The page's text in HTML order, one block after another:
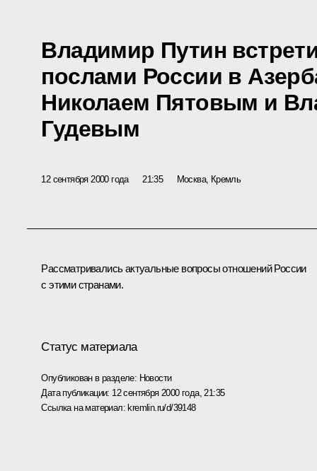
Владимир Путин
послами России в
Николаем Пятовым и
Гудевым
12 сентября 2000 года 21:35 Москва, Кремль
Рассматривались актуальные вопросы отношений России
с этими странами.
Статус материала
Опубликован в разделе: Новости
Дата публикации: 12 сентября 2000 года, 21:35
Ссылка на материал:kremlin.ru/d/39148